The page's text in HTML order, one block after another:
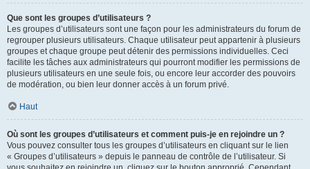
Que sont les groupes d’utilisateurs ?
Les groupes d’utilisateurs sont une façon pour les administrateurs du forum de
regrouper plusieurs utilisateurs. Chaque utilisateur peut appartenir à plusieurs
groupes et chaque groupe peut détenir des permissions individuelles. Ceci
facilite les tâches aux administrateurs qui pourront modifier les permissions de
plusieurs utilisateurs en une seule fois, ou encore leur accorder des pouvoirs
de modération, ou bien leur donner accès à un forum privé.
Haut
Où sont les groupes d’utilisateurs et comment puis-je en rejoindre un ?
Vous pouvez consulter tous les groupes d’utilisateurs en cliquant sur le lien
« Groupes d’utilisateurs » depuis le panneau de contrôle de l’utilisateur. Si